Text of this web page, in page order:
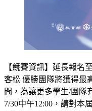
【競賽資訊】延長報名
客松 優勝團隊將獲得最
間，為讓更多學生/團隊
7/30中午12:00，請對本